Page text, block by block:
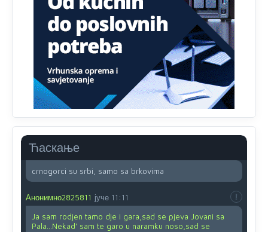
Ћаскање
su u pitanju starije osobe, osobe sa slabijim vidom ili
drhtavom rukom
Анонимно2819033 8/8/2026
Yes,nekada je bila corava kutija za IZBORE a danas su
coravi biraci.
Анонимно2553747 8/8/2026 2:53
muvjerujem.tekmi je 50 godina.
Анонимно2800732
crnogorci su srbi, samo sa brkovima
Анонимно2825811 јуче 11:11
Ja sam rodjen tamo dje i gara,sad se pjeva Jovani sa
Pala...Nekad' sam te garo u naramku noso,sad se